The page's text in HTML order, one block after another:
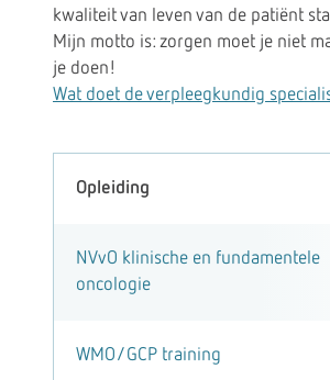
kwaliteit van leven van de patiënt
Mijn motto is: zorgen moet je niet
je doen!
Wat doet de verpleegkundig
Opleiding
NVvO klinische en fundamentele
oncologie
WMO/GCP training